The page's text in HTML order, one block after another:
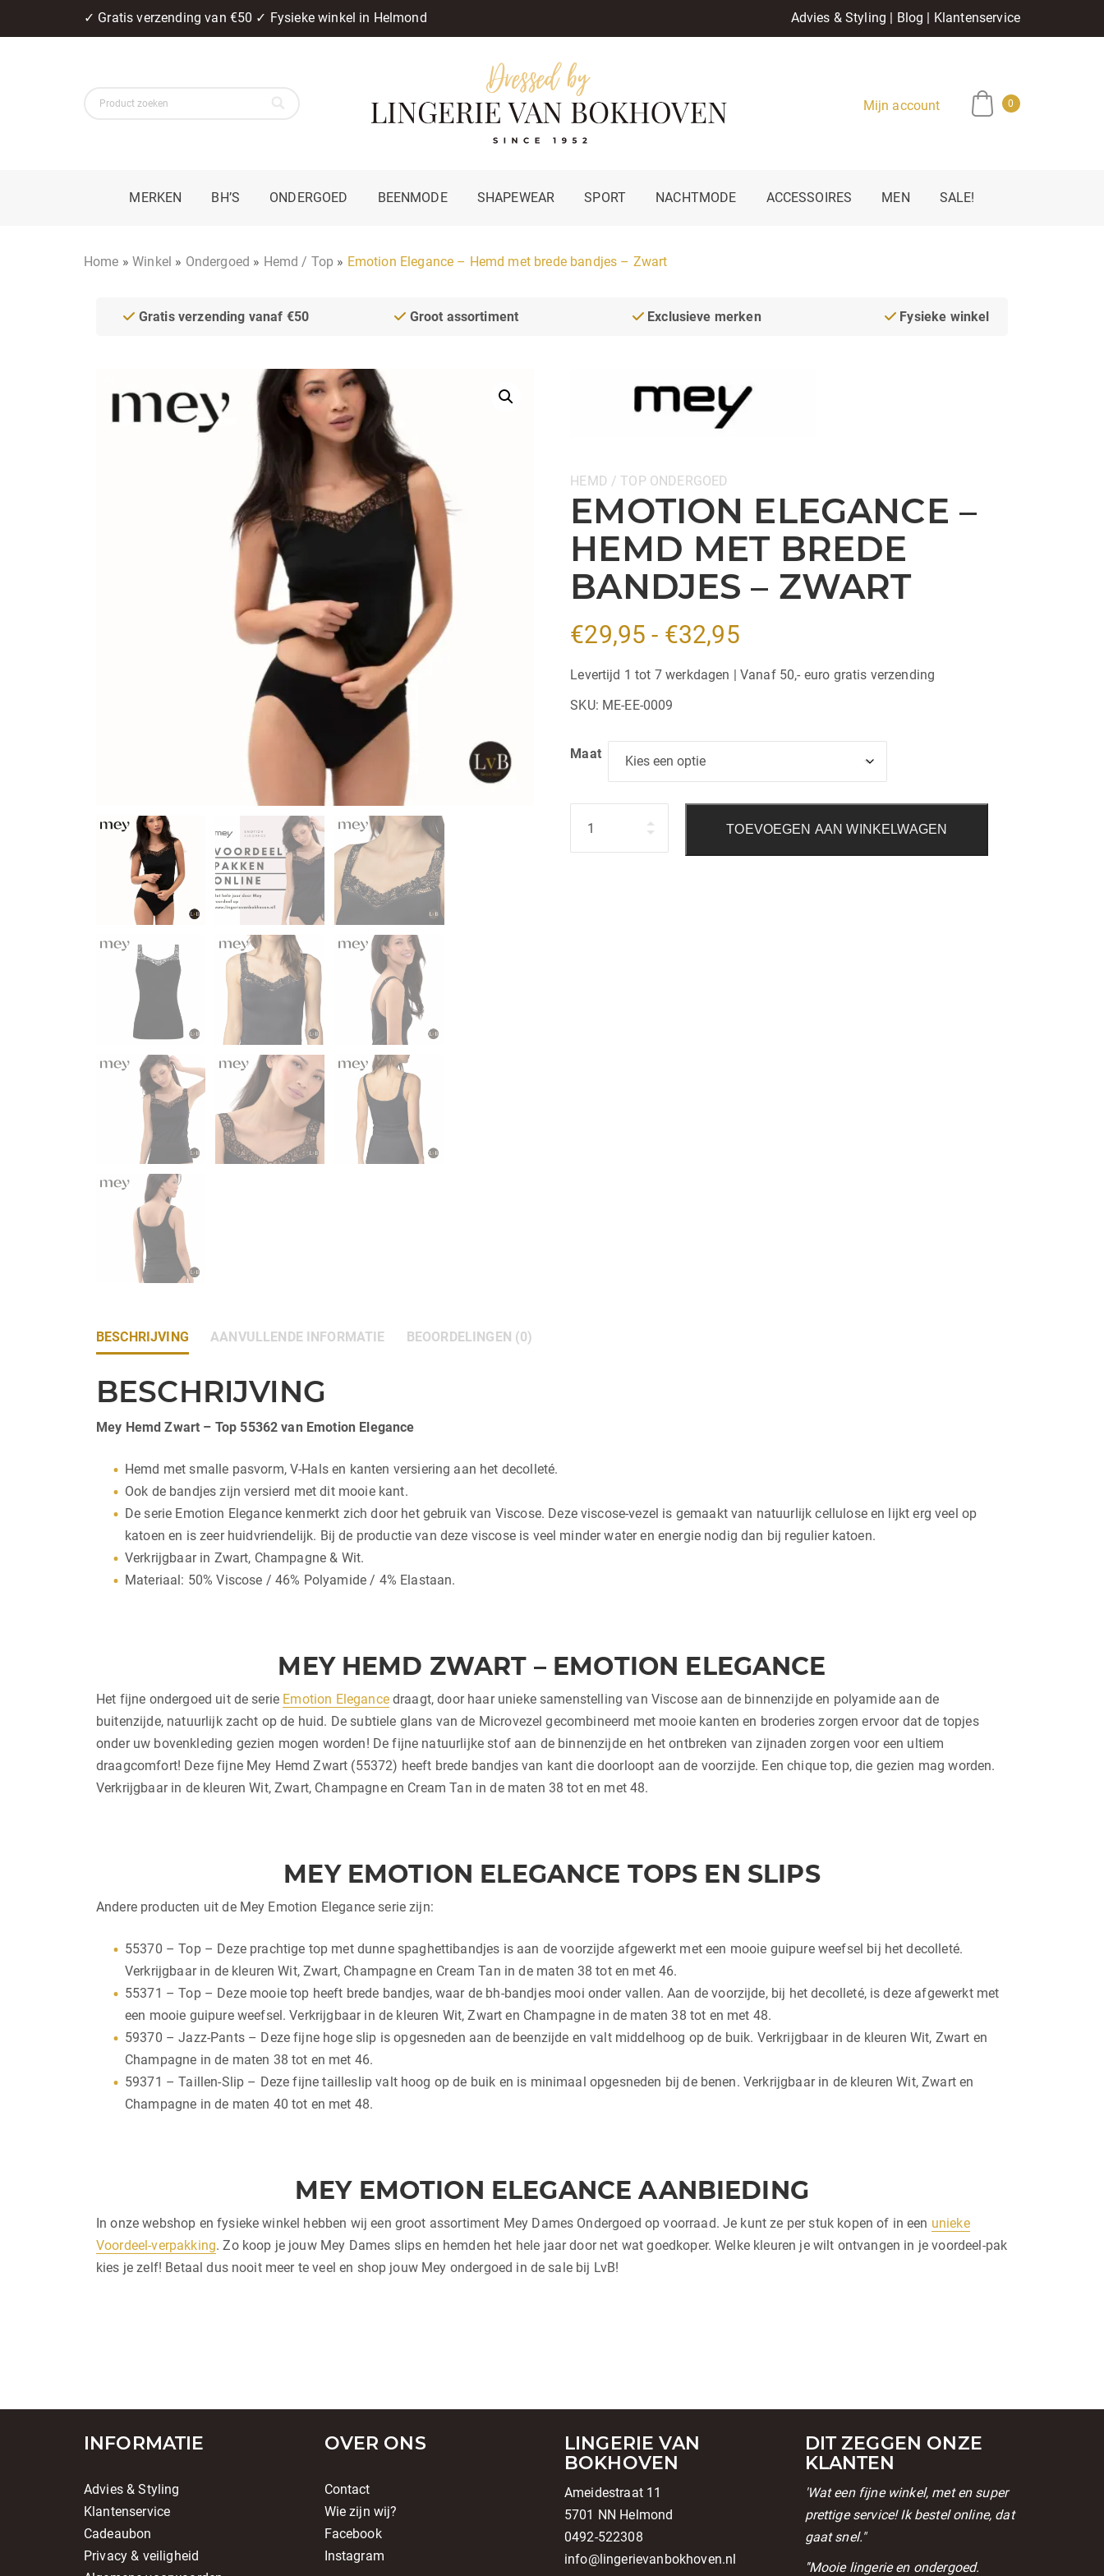
✓ Gratis verzending van €50 ✓ Fysieke winkel in Helmond Advies & Styling | Blog | Klantenservice
Mijn account 0
MERKEN BH’S ONDERGOED BEENMODE SHAPEWEAR SPORT NACHTMODE ACCESSOIRES MEN SALE!
Home »Winkel » Ondergoed » Hemd / Top » Emotion Elegance – Hemd met brede bandjes – Zwart
Gratis verzending vanaf €50 Groot assortiment Exclusieve merken Fysieke winkel
Categorieën:
HEMD / TOP ONDERGOED
EMOTION ELEGANCE –
HEMD MET BREDE
BANDJES – ZWART
€29,95 - €32,95Prijsklasse:
€29,95
Levertijd 1 tot 7 werkdagen | Vanaf 50,- euro gratis verzending
SKU: ME-EE-0009
Maat
TOEVOEGEN AAN WINKELWAGEN
BESCHRIJVING AANVULLENDE INFORMATIE BEOORDELINGEN (0)
BESCHRIJVING
Mey Hemd Zwart – Top 55362 van Emotion Elegance
Hemd met smalle pasvorm, V-Hals en kanten versiering aan het decolleté.
Ook de bandjes zijn versierd met dit mooie kant.
De serie Emotion Elegance kenmerkt zich door het gebruik van Viscose. Deze viscose-vezel is gemaakt van natuurlijk cellulose en lijkt erg veel op
katoen en is zeer huidvriendelijk. Bij de productie van deze viscose is veel minder water en energie nodig dan bij regulier katoen.
Verkrijgbaar in Zwart, Champagne & Wit.
Materiaal: 50% Viscose / 46% Polyamide / 4% Elastaan.
MEY HEMD ZWART – EMOTION ELEGANCE
Het fijne ondergoed uit de serie Emotion Elegancedraagt, door haar unieke samenstelling van Viscose aan de binnenzijde en polyamide aan de
buitenzijde, natuurlijk zacht op de huid. De subtiele glans van de Microvezel gecombineerd met mooie kanten en broderies zorgen ervoor dat de topjes
onder uw bovenkleding gezien mogen worden! De fijne natuurlijke stof aan de binnenzijde en het ontbreken van zijnaden zorgen voor een ultiem
draagcomfort! Deze fijne Mey Hemd Zwart (55372) heeft brede bandjes van kant die doorloopt aan de voorzijde. Een chique top, die gezien mag worden.
Verkrijgbaar in de kleuren Wit, Zwart, Champagne en Cream Tan in de maten 38 tot en met 48.
MEY EMOTION ELEGANCE TOPS EN SLIPS
Andere producten uit de Mey Emotion Elegance serie zijn:
55370 – Top – Deze prachtige top met dunne spaghettibandjes is aan de voorzijde afgewerkt met een mooie guipure weefsel bij het decolleté.
Verkrijgbaar in de kleuren Wit, Zwart, Champagne en Cream Tan in de maten 38 tot en met 46.
55371 – Top – Deze mooie top heeft brede bandjes, waar de bh-bandjes mooi onder vallen. Aan de voorzijde, bij het decolleté, is deze afgewerkt met
een mooie guipure weefsel. Verkrijgbaar in de kleuren Wit, Zwart en Champagne in de maten 38 tot en met 48.
59370 – Jazz-Pants – Deze fijne hoge slip is opgesneden aan de beenzijde en valt middelhoog op de buik. Verkrijgbaar in de kleuren Wit, Zwart en
Champagne in de maten 38 tot en met 46.
59371 – Taillen-Slip – Deze fijne tailleslip valt hoog op de buik en is minimaal opgesneden bij de benen. Verkrijgbaar in de kleuren Wit, Zwart en
Champagne in de maten 40 tot en met 48.
MEY EMOTION ELEGANCE AANBIEDING
In onze webshop en fysieke winkel hebben wij een groot assortiment Mey Dames Ondergoed op voorraad. Je kunt ze per stuk kopen of in een unieke
Voordeel-verpakking. Zo koop je jouw Mey Dames slips en hemden het hele jaar door net wat goedkoper. Welke kleuren je wilt ontvangen in je voordeel-pak
kies je zelf! Betaal dus nooit meer te veel en shop jouw Mey ondergoed in de sale bij LvB!
INFORMATIE
Advies & Styling
Klantenservice
Cadeaubon
Privacy & veiligheid
OVER ONS
Contact
Wie zijn wij?
Facebook
Instagram
LINGERIE VAN
BOKHOVEN
Ameidestraat 11
5701 NN Helmond
0492-522308
info@lingerievanbokhoven.nl
DIT ZEGGEN ONZE
KLANTEN
'Wat een fijne winkel, met en super
prettige service! Ik bestel online, dat
gaat snel."
''Mooie lingerie en ondergoed.